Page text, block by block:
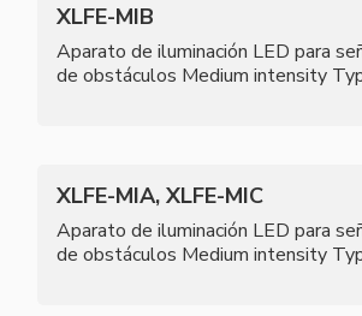
XLFE-MIB
Aparato de iluminación LED para
de obstáculos Medium intensity
XLFE-MIA, XLFE-MIC
Aparato de iluminación LED para
de obstáculos Medium intensity